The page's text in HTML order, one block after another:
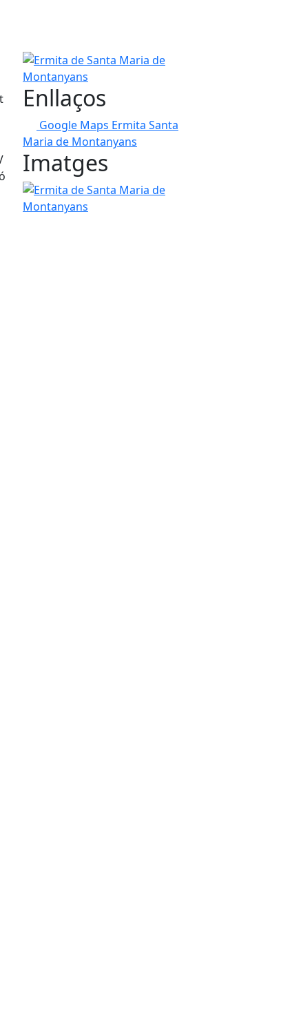
Ermita de Santa Maria de Montanyans
Enllaços
Google Maps Ermita Santa
Maria de Montanyans
Imatges
Ermita de Santa Maria de Montanyans